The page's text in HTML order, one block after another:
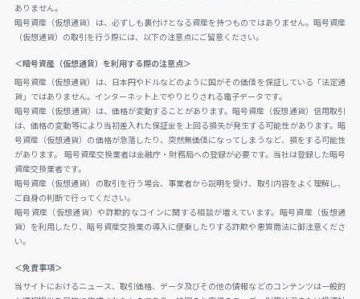
ありません。
暗号資産（仮想通貨）は、必ずしも裏付けとなる資産を持つものではありません。暗号資産
（仮想通貨）の取引を行う際には、以下の注意点にご留意ください。
＜暗号資産（仮想通貨）を利用する際の注意点＞
暗号資産（仮想通貨）は、日本円やドルなどのように国がその価値を保証している「法定通
貨」ではありません。インターネット上でやりとりされる電子データです。
暗号資産（仮想通貨）は、価格が変動することがあります。暗号資産（仮想通貨）信用取引
は、価格の変動等により当初差入れた保証金を上回る損失が発生する可能性があります。暗
号資産（仮想通貨）の価格が急落したり、突然無価値になってしまうなど、損をする可能性
があります。 暗号資産交換業者は金融庁・財務局への登録が必要です。当社は登録した暗号
資産交換業者です。
暗号資産（仮想通貨）の取引を行う場合、事業者から説明を受け、取引内容をよく理解し、
ご自身の判断で行ってください。
暗号資産（仮想通貨）や詐欺的なコインに関する相談が増えています。暗号資産（仮想通
貨）を利用したり、暗号資産交換業の導入に便乗したりする詐欺や悪質商法に御注意くださ
い。
＜免責事項＞
当サイトにおけるニュース、取引価格、データ及びその他の情報などのコンテンツは一般的